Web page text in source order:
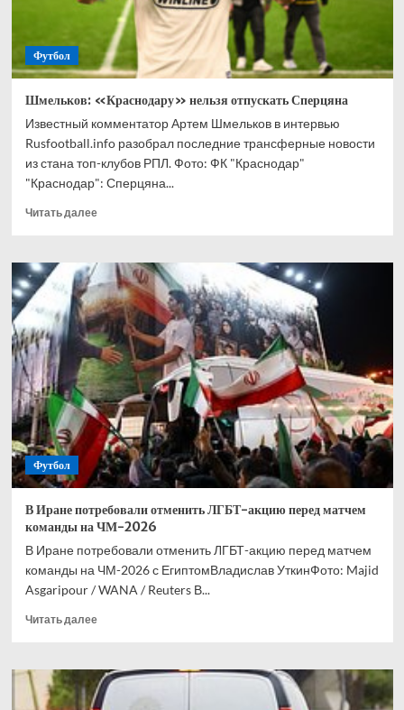
Футбол
Шмельков: «Краснодару» нельзя отпускать Сперцяна
Известный комментатор Артем Шмельков в интервью
Rusfootball.info разобрал последние трансферные новости
из стана топ-клубов РПЛ. Фото: ФК "Краснодар"
"Краснодар": Сперцяна...
Читать далееПрочитать
Шмельков:
«Краснодару»
нельзя
отпускать
Сперцяна
Футбол
В Иране потребовали отменить ЛГБТ-акцию перед матчем
команды на ЧМ-2026
В Иране потребовали отменить ЛГБТ-акцию перед матчем
команды на ЧМ-2026 с ЕгиптомВладислав УткинФото: Majid
Asgaripour / WANA / Reuters В...
Читать далееПрочитать
В
Иране
потребовали